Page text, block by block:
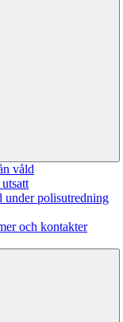
våld
under polisutredning
och kontakter